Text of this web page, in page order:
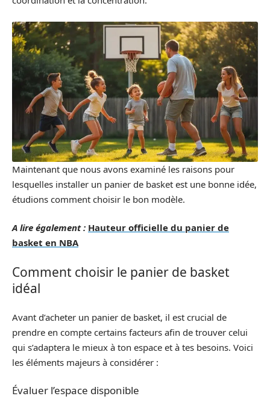
Maintenant que nous avons examiné les raisons pour
lesquelles installer un panier de basket est une bonne idée,
étudions comment choisir le bon modèle.
A lire également : Hauteur officielle du panier de
basket en NBA
Comment choisir le panier de basket
idéal
Avant d’acheter un panier de basket, il est crucial de
prendre en compte certains facteurs afin de trouver celui
qui s’adaptera le mieux à ton espace et à tes besoins. Voici
les éléments majeurs à considérer :
Évaluer l’espace disponible